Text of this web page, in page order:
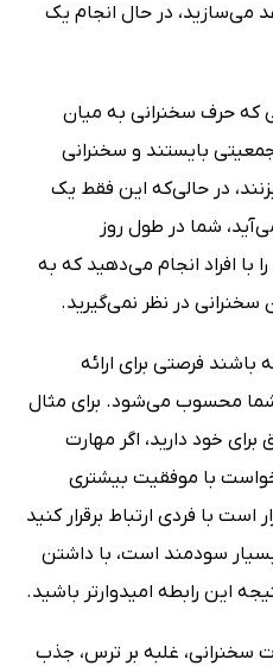
می‌سازید، در حال انجام یک
که حرف سخنرانی به میان
بایستند و سخنرانی
در حالی‌که این فقط یک
شما در طول روز
با افراد انجام می‌دهید که به
در نظر نمی‌گیرید.
فرصتی برای ارائه
محسوب می‌شود. برای مثال
خود دارید، اگر مهارت
با موفقیت بیشتری
است با فردی ارتباط برقرار کنید
سودمند است، با داشتن
این رابطه امیدوارتر باشید.
سخنرانی، غلبه بر ترس، جذب